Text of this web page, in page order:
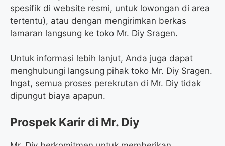
spesifik di website resmi, untuk lowongan di area
tertentu), atau dengan mengirimkan berkas
lamaran langsung ke toko Mr. Diy Sragen.
Untuk informasi lebih lanjut, Anda juga dapat
menghubungi langsung pihak toko Mr. Diy Sragen.
Ingat, semua proses perekrutan di Mr. Diy tidak
dipungut biaya apapun.
Prospek Karir di Mr. Diy